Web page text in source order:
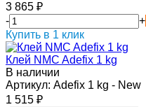
3 865 ₽
-
+
Купить в 1 клик
Клей NMC Adefix 1 kg
В наличии
Артикул: Adefix 1 kg - New
1 515 ₽